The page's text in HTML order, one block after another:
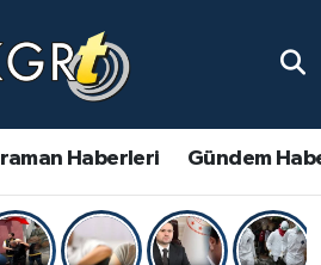
Haberleri Gündem